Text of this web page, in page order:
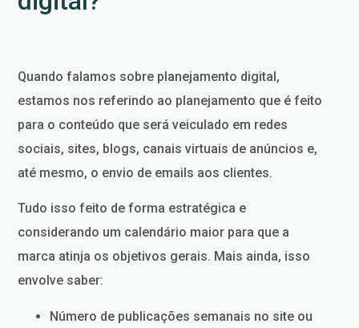
Quando falamos sobre planejamento digital,
estamos nos referindo ao planejamento que é feito
para o conteúdo que será veiculado em redes
sociais, sites, blogs, canais virtuais de anúncios e,
até mesmo, o envio de emails aos clientes.
Tudo isso feito de forma estratégica e
considerando um calendário maior para que a
marca atinja os objetivos gerais. Mais ainda, isso
envolve saber:
Número de publicações semanais no site ou